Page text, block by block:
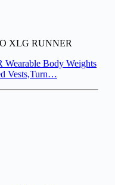
XLG RUNNER
Body Weights
Vests,Turn…